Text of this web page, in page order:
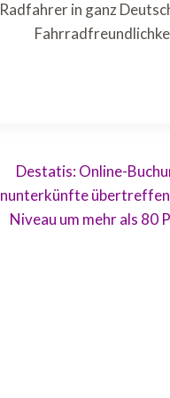
Radfahrer in ganz